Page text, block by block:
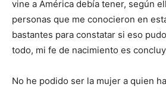
vine a América debía tener, según
personas que me conocieron en
bastantes para constatar si eso
todo, mi fe de nacimiento es
No he podido ser la mujer a quien